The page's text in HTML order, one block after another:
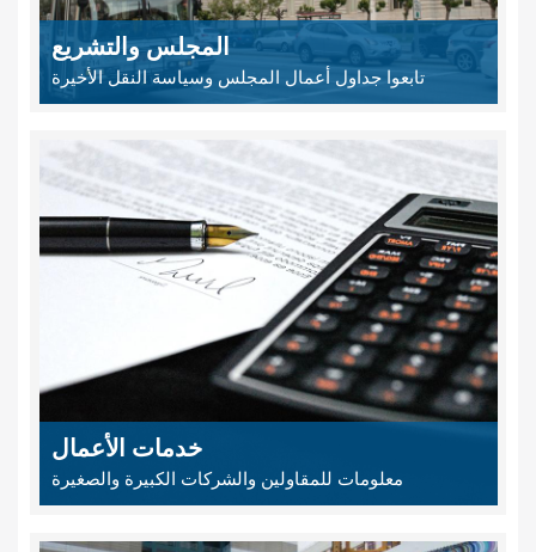
المجلس والتشريع
تابعوا جداول أعمال المجلس وسياسة النقل الأخيرة
خدمات الأعمال
معلومات للمقاولين والشركات الكبيرة والصغيرة